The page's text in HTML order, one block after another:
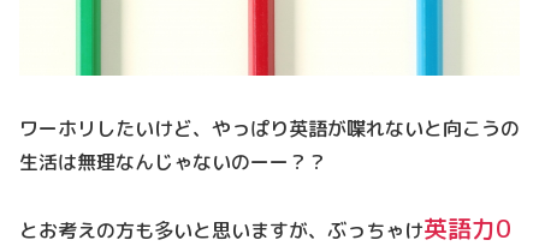
ワーホリしたいけど、やっぱり英語が喋れないと向こうの
生活は無理なんじゃないのーー？？
とお考えの方も多いと思いますが、ぶっちゃけ英語力0